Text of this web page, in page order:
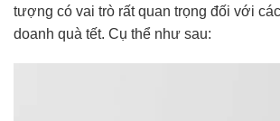
tượng có vai trò rất quan trọng đối với
doanh quà tết. Cụ thể như sau: